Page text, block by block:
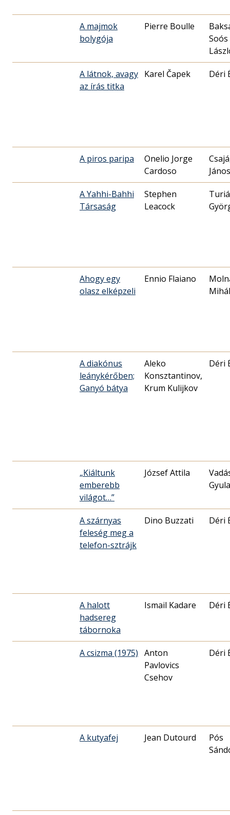
A majmok
bolygója
Pierre Boulle
Soós
A látnok, avagy
az írás titka
Karel Čapek Déri
A piros paripa
Onelio Jorge
Cardoso
János
A Yahhi-Bahhi
Társaság
Stephen
Leacock
Ahogy egy
olasz elképzeli
Ennio Flaiano
A diakónus
leánykérőben;
Ganyó bátya
Aleko
Konsztantinov,
Krum Kulijkov
Déri
„Kiáltunk
emberebb
világot…”
József Attila
Gyula
A szárnyas
feleség meg a
telefon-sztrájk
Dino Buzzati Déri
A halott
hadsereg
tábornoka
Ismail Kadare Déri
A csizma (1975) Anton
Pavlovics
Csehov
Déri
A kutyafej Jean Dutourd
Pós